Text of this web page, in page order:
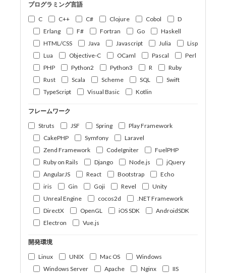
プログラミング言語
C
C++ C# Clojure Cobol
D
Erlang
F# Fortran Go
Haskell
HTML/CSS
Java Javascript Julia
Lisp
Lua
Objective-C OCaml Pascal
Perl
PHP
Python2 Python3 R
Ruby
Rust
Scala Scheme SQL
Swift
TypeScript
Visual Basic Kotlin
フレームワーク
Struts
JSF Spring
Play Framework
CakePHP
Symfony
Laravel
Zend Framework
CodeIgniter
FuelPHP
Ruby on Rails
Django Node.js
jQuery
AngularJS
React Bootstrap
Echo
iris
Gin Goji Revel
Unity
Unreal Engine
cocos2d
.NET Framework
DirectX
OpenGL iOS SDK
AndroidSDK
Electron
Vue.js
開発環境
Linux
UNIX Mac OS
Windows
Windows Server
Apache Nginx
IIS